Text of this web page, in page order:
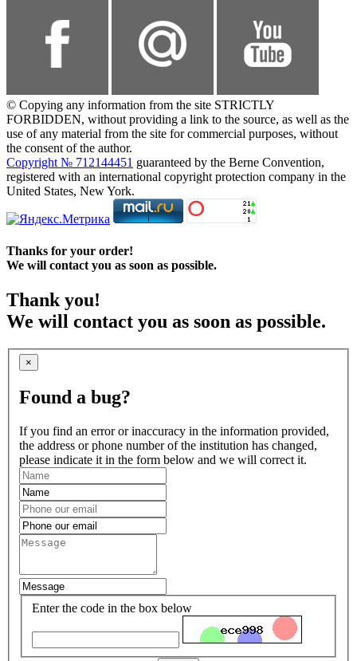
© Copying any information from the site STRICTLY
FORBIDDEN, without providing a link to the source, as well as the
use of any material from the site for commercial purposes, without
the consent of the author.
Copyright № 712144451 guaranteed by the Berne Convention,
registered with an international copyright protection company in the
United States, New York.
Thanks for your order!
We will contact you as soon as possible.
Thank you!
We will contact you as soon as possible.
×
Found a bug?
If you find an error or inaccuracy in the information provided,
the address or phone number of the institution has changed,
please indicate it in the form below and we will correct it.
Enter the code in the box below